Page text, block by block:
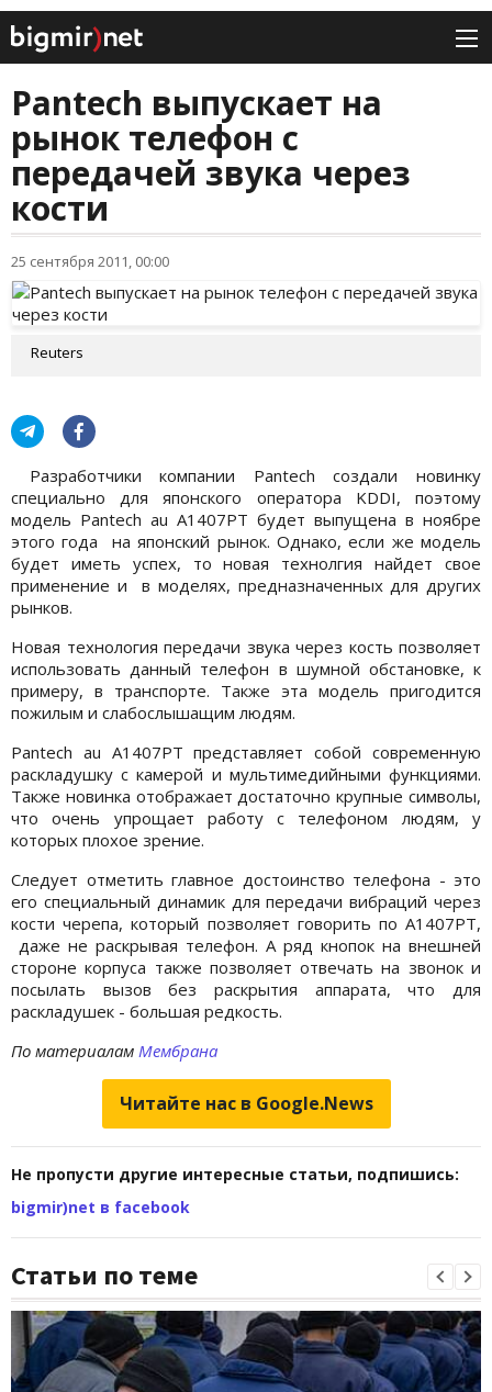
Pantech выпускает на
рынок телефон с
передачей звука через
кости
25 сентября 2011, 00:00
Reuters
Разработчики компании Pantech создали новинку
специально для японского оператора KDDI, поэтому
модель Pantech au A1407PT будет выпущена в ноябре
этого года на японский рынок. Однако, если же модель
будет иметь успех, то новая технолгия найдет свое
применение и в моделях, предназначенных для других
рынков.
Новая технология передачи звука через кость позволяет
использовать данный телефон в шумной обстановке, к
примеру, в транспорте. Также эта модель пригодится
пожилым и слабослышащим людям.
Pantech au A1407PT представляет собой современную
раскладушку с камерой и мультимедийными функциями.
Также новинка отображает достаточно крупные символы,
что очень упрощает работу с телефоном людям, у
которых плохое зрение.
Следует отметить главное достоинство телефона - это
его специальный динамик для передачи вибраций через
кости черепа, который позволяет говорить по A1407PT,
даже не раскрывая телефон. А ряд кнопок на внешней
стороне корпуса также позволяет отвечать на звонок и
посылать вызов без раскрытия аппарата, что для
раскладушек - большая редкость.
По материалам Мембрана
Читайте нас в Google.News
Не пропусти другие интересные статьи, подпишись:
bigmir)net в facebook
Статьи по теме